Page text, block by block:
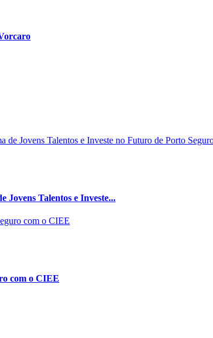
Jovens Talentos e Investe...
com o CIEE